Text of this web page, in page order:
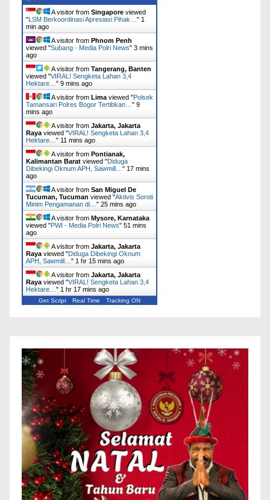
A visitor from Singapore viewed
"LSM Berkoordinasi Apresiasi Pihak… " 2
mins ago
A visitor from Phnom Penh
viewed "Subang - Media Polri News" 3 mins
ago
A visitor from Tangerang, Banten
viewed "VIRAL! Sengketa Lahan 3,4
Hektare… " 9 mins ago
A visitor from Lima viewed "Polsek
Tamansari Polres Bogor Tertibkan… " 9
mins ago
A visitor from Jakarta, Jakarta
Raya viewed "VIRAL! Sengketa Lahan 3,4
Hektare… " 11 mins ago
A visitor from Pontianak,
Kalimantan Barat viewed "Diduga
Dibekingi Oknum APH, Sawmill… " 17 mins
ago
A visitor from San Miguel De
Tucuman, Tucuman viewed "Aktivis Soroti
Minim Pengamanan di… " 25 mins ago
A visitor from Mysore, Karnataka
viewed "PWI - Media Polri News" 51 mins
ago
A visitor from Jakarta, Jakarta
Raya viewed "Diduga Dibekingi Oknum
APH, Sawmill… " 1 hr 15 mins ago
A visitor from Jakarta, Jakarta
Raya viewed "VIRAL! Sengketa Lahan 3,4
Hektare… " 1 hr 17 mins ago
Get Script Real Time Tracking ON